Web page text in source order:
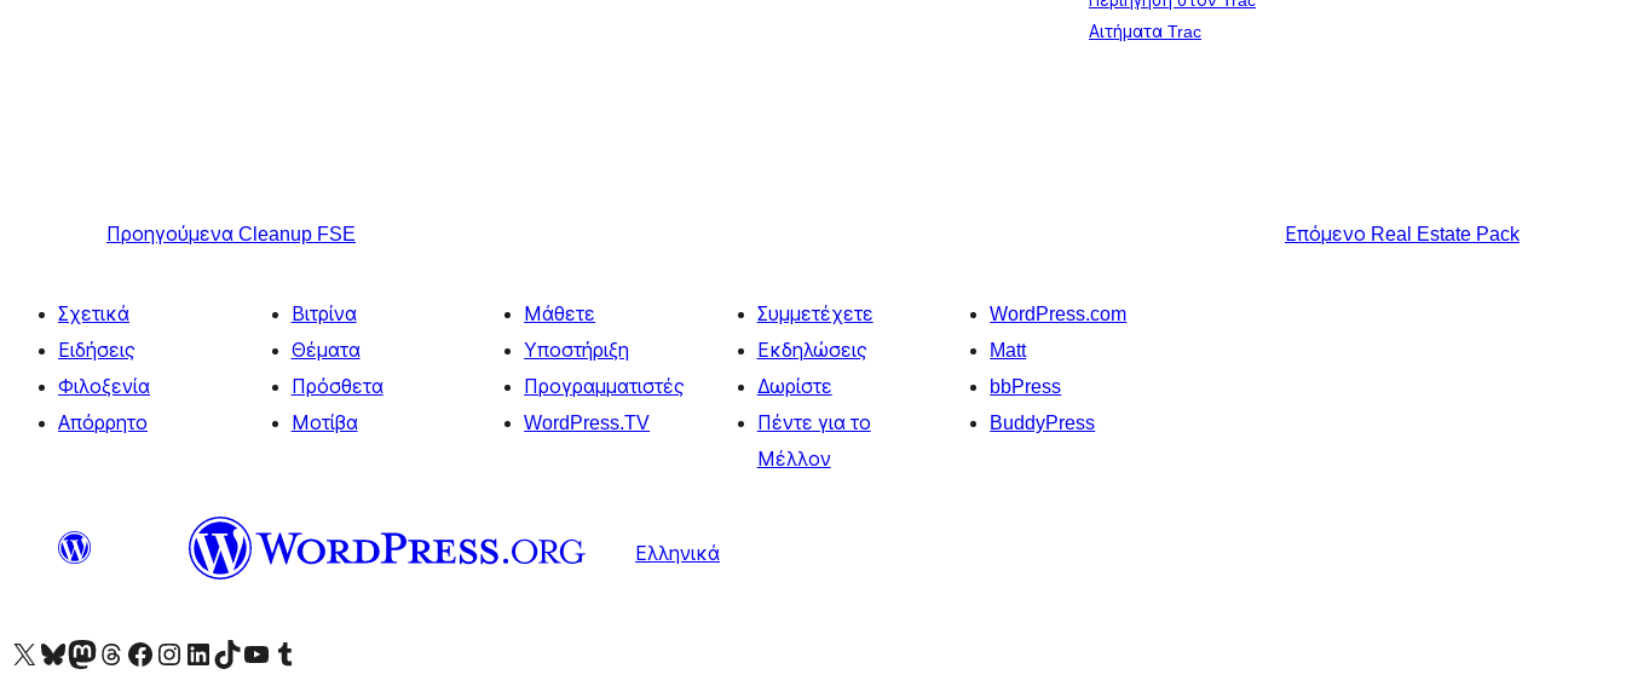
Αιτήματα Trac
Προηγούμενα Cleanup FSE Επόμενο Real Estate Pack
Σχετικά
Ειδήσεις
Φιλοξενία
Απόρρητο
Βιτρίνα
Θέματα
Πρόσθετα
Μοτίβα
Μάθετε
Υποστήριξη
Προγραμματιστές
WordPress.TV
Συμμετέχετε
Εκδηλώσεις
Δωρίστε
Πέντε για το
Μέλλον
WordPress.com
Matt
bbPress
BuddyPress
Ελληνικά
Visit our X (formerly Twitter) account
Visit our Bluesky account
Επισκεφθείτε τον λογαριασμό μας στο Mastodon
Visit our Threads account
Επισκεφτείτε τη σελίδα μας στο Facebook
Επισκεφθείτε τον λογαριασμό μας Instagram
Επισκεφθείτε τον λογαριασμό μας LinkedIn
Visit our TikTok account
Visit our YouTube channel
Visit our Tumblr account